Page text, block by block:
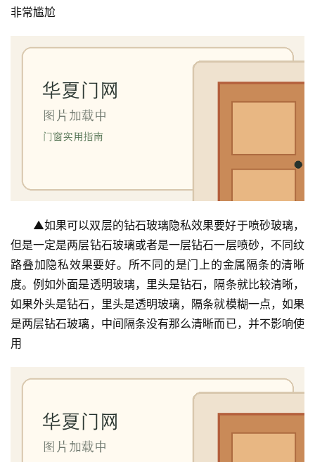
非常尴尬
▲如果可以双层的钻石玻璃隐私效果要好于喷砂玻璃，
但是一定是两层钻石玻璃或者是一层钻石一层喷砂，不同纹
路叠加隐私效果要好。所不同的是门上的金属隔条的清晰
度。例如外面是透明玻璃，里头是钻石，隔条就比较清晰，
如果外头是钻石，里头是透明玻璃，隔条就模糊一点，如果
是两层钻石玻璃，中间隔条没有那么清晰而已，并不影响使
用